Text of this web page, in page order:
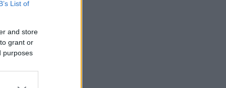
List of
and store
grant or
purposes